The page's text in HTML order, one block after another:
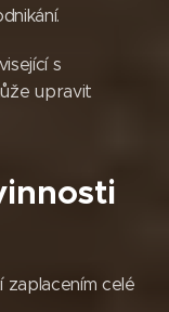
s
upravit
zaplacením celé